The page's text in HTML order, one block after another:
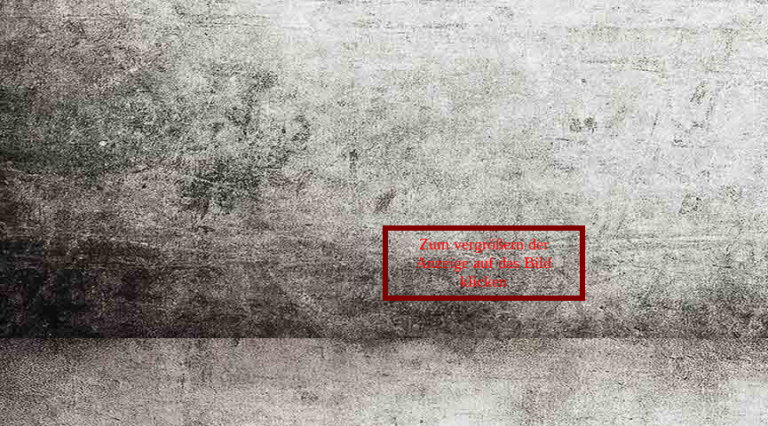
Zum vergrößern der
Anzeige auf das Bild
klicken